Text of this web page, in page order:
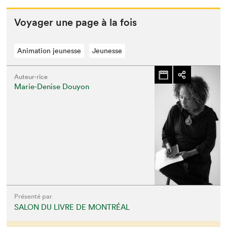
Voy­ager une page à la fois
Animation jeunesse Jeunesse
Auteur·rice
Marie-Denise Douyon
Présenté par
SALON DU LIVRE DE MONTRÉAL